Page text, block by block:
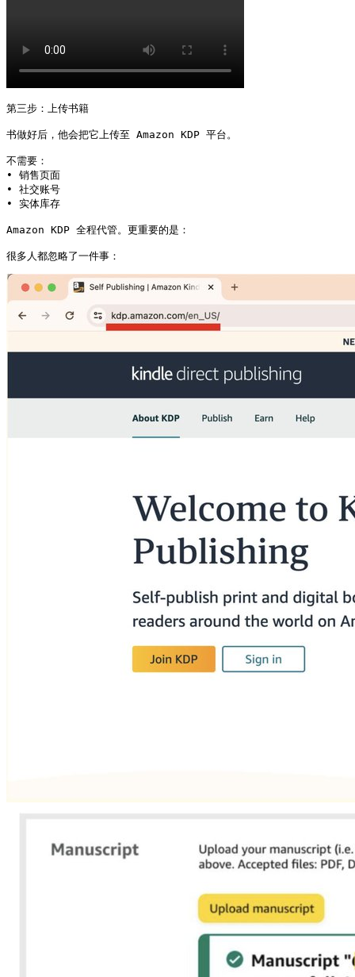
第三步：上传书籍
书做好后，他会把它上传至 Amazon KDP 平台。
不需要：
• 销售页面
• 社交账号
• 实体库存
Amazon KDP 全程代管。更重要的是：
很多人都忽略了一件事：